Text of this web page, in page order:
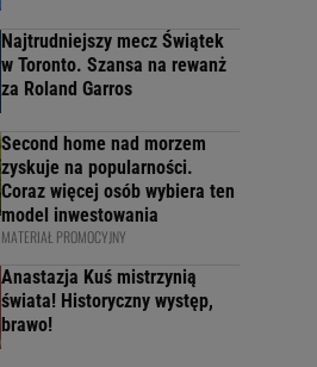
Najtrudniejszy mecz Świątek
w Toronto. Szansa na rewanż
za Roland Garros
Second home nad morzem
zyskuje na popularności.
Coraz więcej osób wybiera ten
model inwestowania
MATERIAŁ PROMOCYJNY
Anastazja Kuś mistrzynią
świata! Historyczny występ,
brawo!